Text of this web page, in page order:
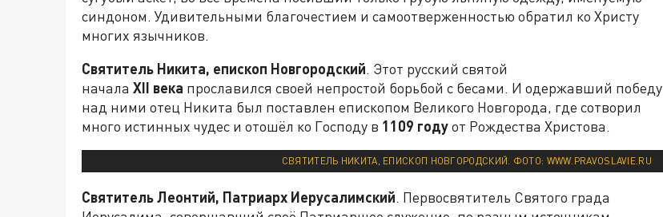
синдоном. Удивительными благочестием и самоотверженностью обратил ко Христу
многих язычников.
Святитель Никита, епископ Новгородский. Этот русский святой
начала XII века прославился своей непростой борьбой с бесами. И одержавший победу
над ними отец Никита был поставлен епископом Великого Новгорода, где сотворил
много истинных чудес и отошёл ко Господу в 1109 годуот Рождества Христова.
СВЯТИТЕЛЬ НИКИТА, ЕПИСКОП НОВГОРОДСКИЙ. ФОТО: WWW.PRAVOSLAVIE.RU
Святитель Леонтий, Патриарх Иерусалимский. Первосвятитель Святого града